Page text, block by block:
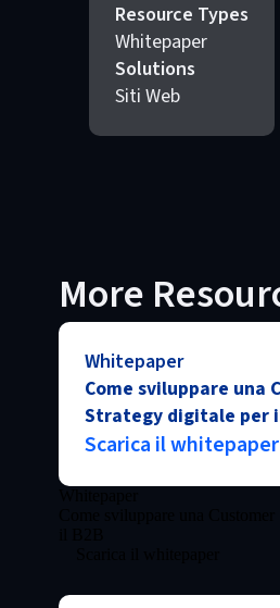
Resource Types
Whitepaper
Solutions
Siti Web
More
Whitepaper
Come sviluppare una
Strategy digitale per
Scarica il whitepaper